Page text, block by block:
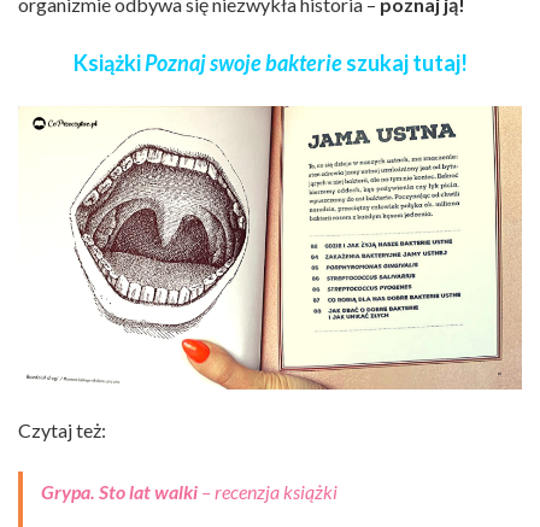
KsiążkiPoznaj swoje bakterieszukajtutaj!
Czytaj też:
Grypa. Sto lat walki – recenzja książki